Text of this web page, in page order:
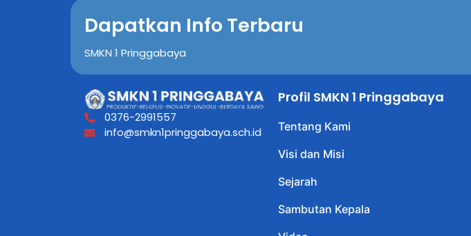
Dapatkan Info Terbaru
SMKN 1 Pringgabaya
0376-2991557
info@smkn1pringgabaya.sch.id
Profil SMKN 1 Pringgabaya
Tentang Kami
Visi dan Misi
Sejarah
Sambutan Kepala